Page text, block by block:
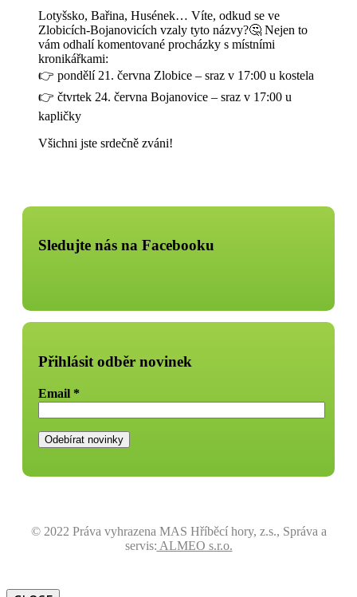
Lotyšsko, Bařina, Husének… Víte, odkud se ve
Zlobicích-Bojanovicích vzaly tyto názvy?🤔 Nejen to
vám odhalí komentované procházky s místními
kronikářkami:
👉 pondělí 21. června Zlobice – sraz v 17:00 u kostela
👉 čtvrtek 24. června Bojanovice – sraz v 17:00 u
kapličky
Všichni jste srdečně zváni!
Sledujte nás na Facebooku
Přihlásit odběr novinek
Email *
© 2022 Práva vyhrazena MAS Hříběcí hory, z.s., Správa a
servis: ALMEO s.r.o.